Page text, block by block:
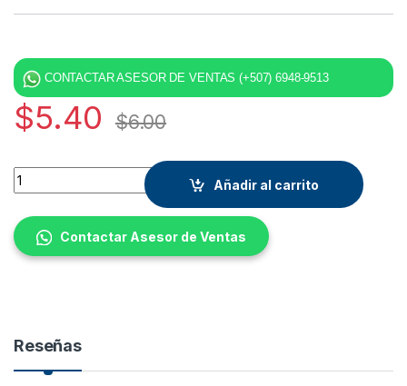
CONTACTAR ASESOR DE VENTAS (+507) 6948-9513
$5.40 $6.00
Quantity
Añadir al carrito
Contactar Asesor de Ventas
Reseñas